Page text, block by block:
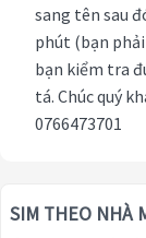
sang tên sau
phút (bạn
bạn kiểm tra
tá. Chúc quý
0766473701
SIM THEO NHÀ